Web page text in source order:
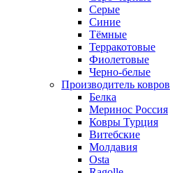
Серые
Синие
Тёмные
Терракотовые
Фиолетовые
Черно-белые
Производитель ковров
Белка
Меринос Россия
Ковры Турция
Витебские
Молдавия
Osta